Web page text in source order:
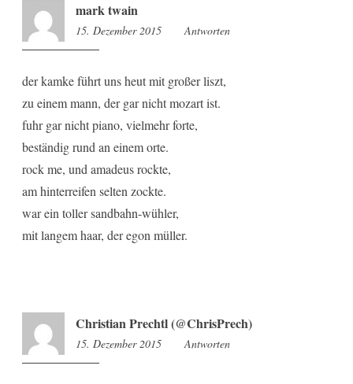
mark twain
15. Dezember 2015 9:01
Antworten
der kamke führt uns heut mit großer liszt,
zu einem mann, der gar nicht mozart ist.
fuhr gar nicht piano, vielmehr forte,
beständig rund an einem orte.
rock me, und amadeus rockte,
am hinterreifen selten zockte.
war ein toller sandbahn-wühler,
mit langem haar, der egon müller.
Christian Prechtl (@ChrisPrech)
15. Dezember 2015 9:09
Antworten